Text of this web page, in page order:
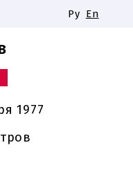
Ру En
1977